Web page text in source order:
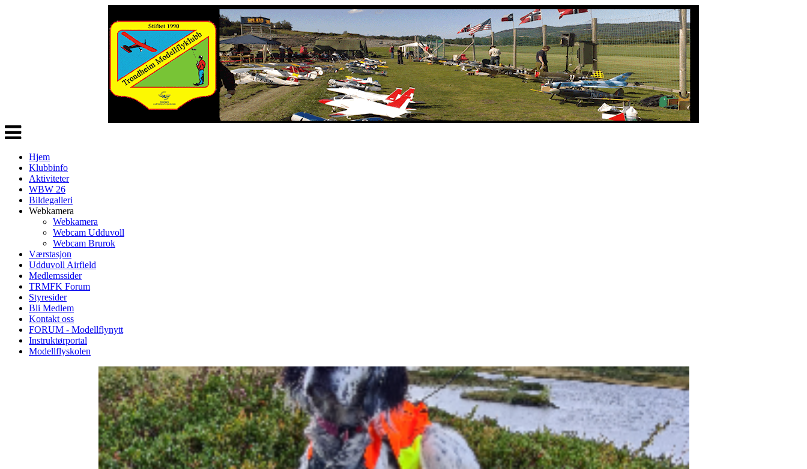
Veksle
navigasjon
Hjem
Klubbinfo
Aktiviteter
WBW 26
Bildegalleri
Webkamera
Webkamera
Webcam Udduvoll
Webcam Brurok
Værstasjon
Udduvoll Airfield
Medlemssider
TRMFK Forum
Styresider
Bli Medlem
Kontakt oss
FORUM - Modellflynytt
Instruktørportal
Modellflyskolen